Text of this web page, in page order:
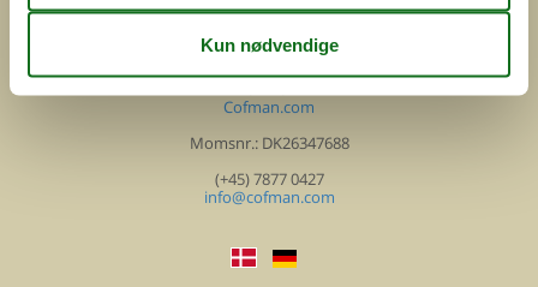
ved
Feline Holidays A/S
Nygade 8b. 2. th
DK-7400 Herning
Cofman.com
Momsnr.: DK26347688
(+45) 7877 0427
info@cofman.com